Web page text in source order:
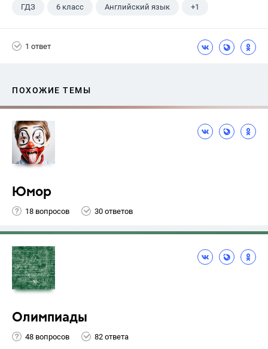
ГДЗ 6 класс Английский язык +1
1 ответ
ПОХОЖИЕ ТЕМЫ
Юмор
18 вопросов 30 ответов
Олимпиады
48 вопросов 82 ответа